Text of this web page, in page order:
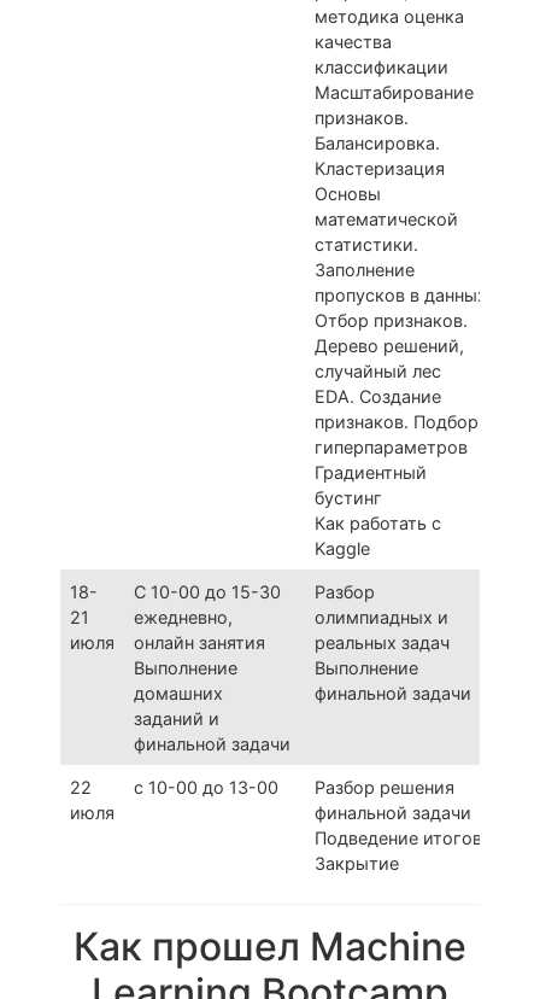
методика оценка
качества
классификации
Масштабирование
признаков.
Балансировка.
Кластеризация
Основы
математической
статистики.
Заполнение
пропусков в данных.
Отбор признаков.
Дерево решений,
случайный лес
EDA. Создание
признаков. Подбор
гиперпараметров
Градиентный
бустинг
Как работать с
Kaggle
18-
21
июля
С 10-00 до 15-30
ежедневно,
онлайн занятия
Выполнение
домашних
заданий и
финальной задачи
Разбор
олимпиадных и
реальных задач
Выполнение
финальной задачи
22
июля
с 10-00 до 13-00
Разбор решения
финальной задачи
Подведение итогов.
Закрытие
Как прошел Machine